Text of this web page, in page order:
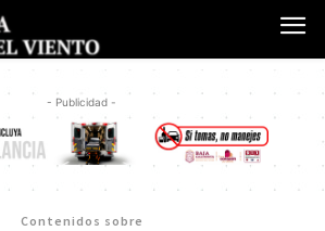
- Publicidad -
Contenidos sobre